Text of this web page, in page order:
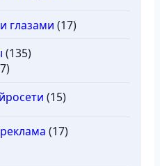
глазами (17)
(135)
(15)
(17)